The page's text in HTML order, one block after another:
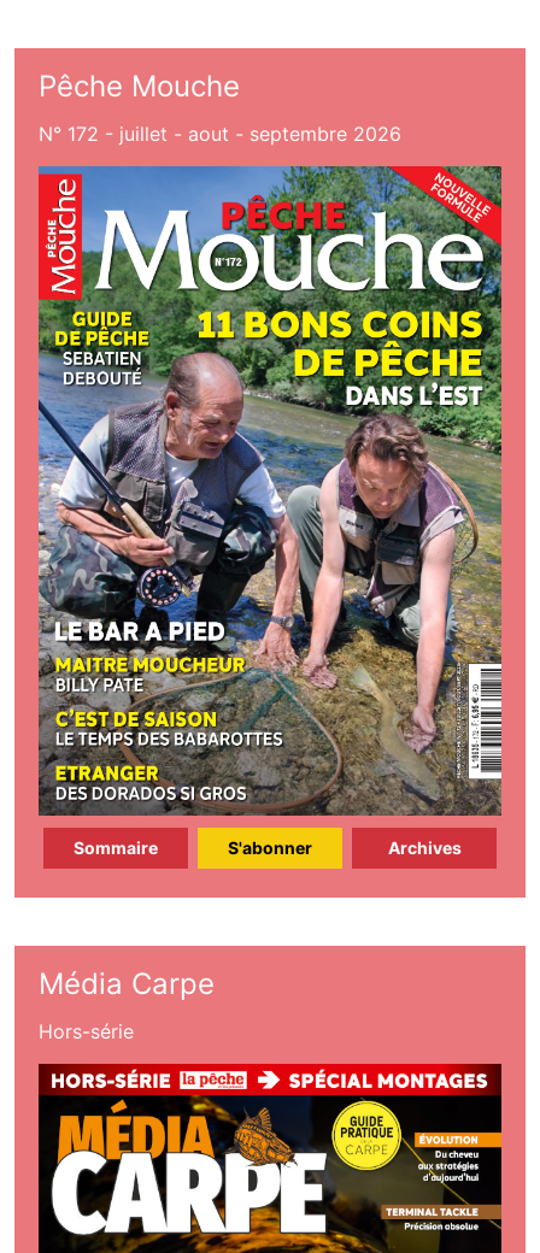
Pêche Mouche
N° 172 - juillet - aout - septembre 2026
Sommaire S'abonner Archives
Média Carpe
Hors-série